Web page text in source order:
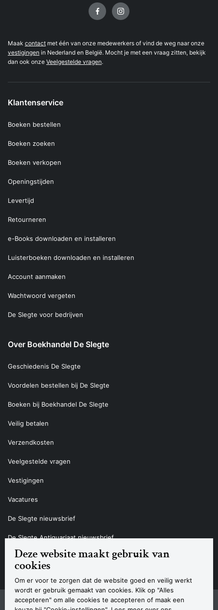
Deze website maakt gebruik van
cookies
Om er voor te zorgen dat de website goed en veilig werkt
wordt er gebruik gemaakt van cookies. Klik op "Alles
accepteren" om alle cookies te accepteren of maak een
Maak contact met één van onze medewerkers of vind de weg naar onze
vestigingen in Nederland en België. Mocht je met een vraag zitten, bekijk
dan ook onze Veelgestelde vragen.
Klantenservice
Boeken bestellen
Boeken zoeken
Boeken verkopen
Openingstijden
Levertijd
Retourneren
e-Books downloaden en installeren
Luisterboeken downloaden en installeren
Account aanmaken
Wachtwoord vergeten
De Slegte voor bedrijven
Over Boekhandel De Slegte
Geschiedenis De Slegte
Voordelen bestellen bij De Slegte
Boeken bij Boekhandel De Slegte
Veilig betalen
Verzendkosten
Veelgestelde vragen
Vestigingen
Vacatures
De Slegte nieuwsbrief
De Slegte Antiquariaat nieuwsbrief
Contact
SitemapPrivacyverklaring CookieverklaringAlgemene voorwaardenDisclaimer
Contact